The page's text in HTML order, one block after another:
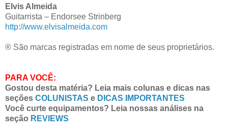
Elvis Almeida
Guitarrista – Endorsee Strinberg
http://www.elvisalmeida.com
® São marcas registradas em nome de seus proprietários.
PARA VOCÊ:
Gostou desta matéria? Leia mais colunas e dicas nas
seções COLUNISTAS e DICAS IMPORTANTES
Você curte equipamentos? Leia nossas análises na
seção REVIEWS